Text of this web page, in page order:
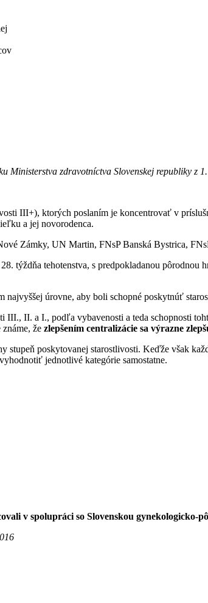
Ministerstva zdravotníctva Slovenskej republiky z
III+), ktorých poslaním je koncentrovať v
a jej novorodenca.
Zámky, UN Martin, FNsP Banská Bystrica,
týždňa tehotenstva, s predpokladanou
najvyššej úrovne, aby boli schopné poskytnúť
III., II. a I., podľa vybavenosti a teda schopnosti
známe, že zlepšením centralizácie sa výrazne
stupeň poskytovanej starostlivosti. Keďže však
jednotlivé kategórie samostatne.
v spolupráci so Slovenskou gynekologicko-